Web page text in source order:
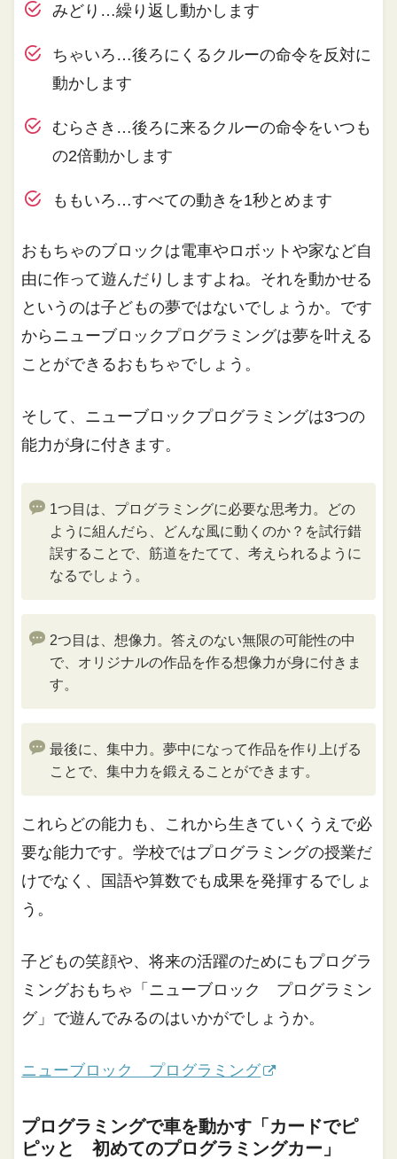
みどり…繰り返し動かします
ちゃいろ…後ろにくるクルーの命令を反対に
動かします
むらさき…後ろに来るクルーの命令をいつも
の2倍動かします
ももいろ…すべての動きを1秒とめます
おもちゃのブロックは電車やロボットや家など自
由に作って遊んだりしますよね。それを動かせる
というのは子どもの夢ではないでしょうか。です
からニューブロックプログラミングは夢を叶える
ことができるおもちゃでしょう。
そして、ニューブロックプログラミングは3つの
能力が身に付きます。
1つ目は、プログラミングに必要な思考力。どの
ように組んだら、どんな風に動くのか？を試行錯
誤することで、筋道をたてて、考えられるように
なるでしょう。
2つ目は、想像力。答えのない無限の可能性の中
で、オリジナルの作品を作る想像力が身に付きま
す。
最後に、集中力。夢中になって作品を作り上げる
ことで、集中力を鍛えることができます。
これらどの能力も、これから生きていくうえで必
要な能力です。学校ではプログラミングの授業だ
けでなく、国語や算数でも成果を発揮するでしょ
う。
子どもの笑顔や、将来の活躍のためにもプログラ
ミングおもちゃ「ニューブロック プログラミン
グ」で遊んでみるのはいかがでしょうか。
ニューブロック プログラミング
プログラミングで車を動かす「カードでピ
ピッと 初めてのプログラミングカー」